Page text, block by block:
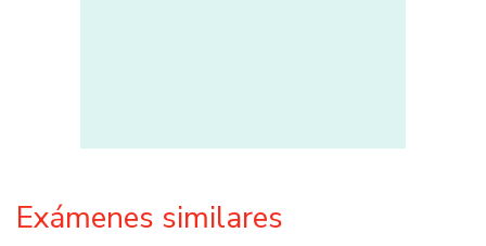
Exámenes similares